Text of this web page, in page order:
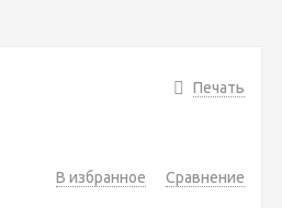
Печать
В избранное Сравнение